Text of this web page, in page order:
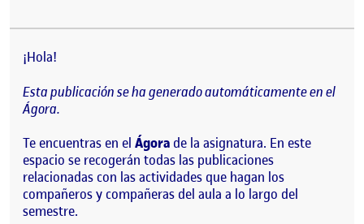
¡Hola!
Esta publicación se ha generado automáticamente en el
Ágora.
Te encuentras en el Ágora de la asignatura. En este
espacio se recogerán todas las publicaciones
relacionadas con las actividades que hagan los
compañeros y compañeras del aula a lo largo del
semestre.